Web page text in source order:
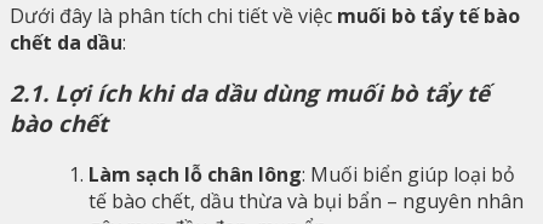
Dưới đây là phân tích chi tiết về việc muối bò tẩy tế bào
chết da dầu:
2.1. Lợi ích khi da dầu dùng muối bò tẩy tế
bào chết
Làm sạch lỗ chân lông: Muối biển giúp loại bỏ
tế bào chết, dầu thừa và bụi bẩn – nguyên nhân